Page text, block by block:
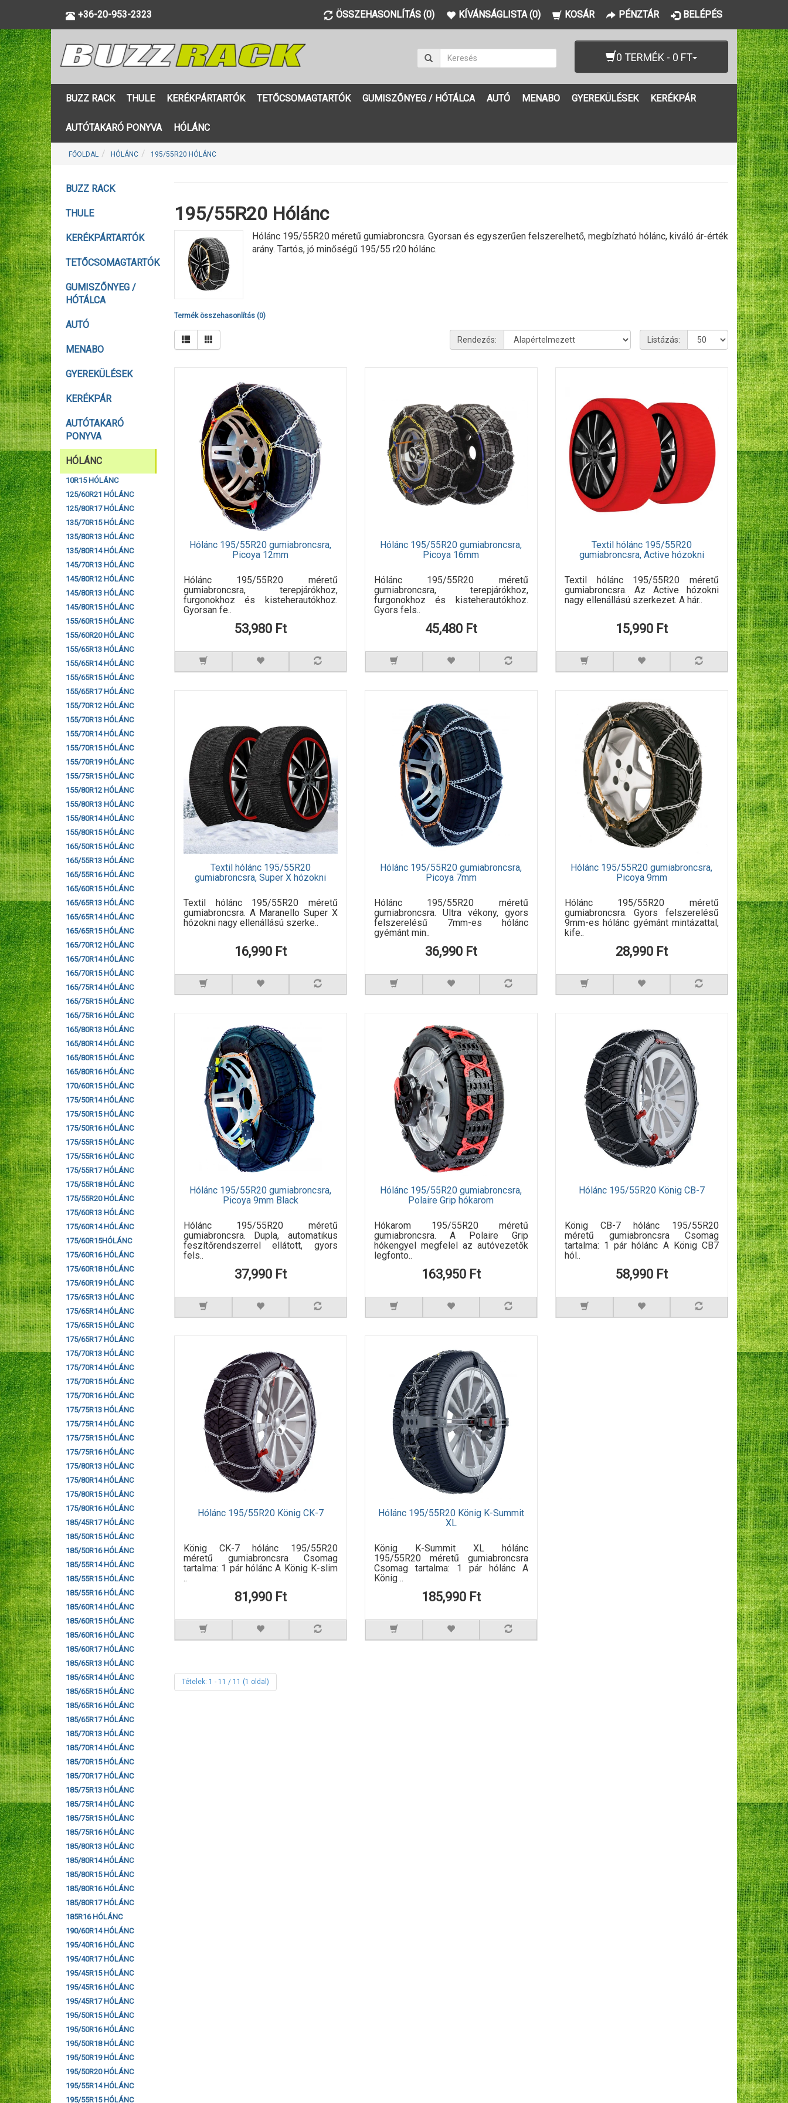
+36-20-953-2323 ÖSSZEHASONLÍTÁS (0) KÍVÁNSÁGLISTA (0) KOSÁR PÉNZTÁR BELÉPÉS
0 TERMÉK - 0 FT
BUZZ RACK THULE KERÉKPÁRTARTÓK TETŐCSOMAGTARTÓK GUMISZŐNYEG / HÓTÁLCA AUTÓ MENABO GYEREKÜLÉSEK KERÉKPÁR
AUTÓTAKARÓ PONYVA HÓLÁNC
FŐOLDAL HÓLÁNC 195/55R20 HÓLÁNC
BUZZ RACK
THULE
KERÉKPÁRTARTÓK
TETŐCSOMAGTARTÓK
GUMISZŐNYEG /
HÓTÁLCA
AUTÓ
MENABO
GYEREKÜLÉSEK
KERÉKPÁR
AUTÓTAKARÓ
PONYVA
HÓLÁNC
10R15 HÓLÁNC
125/60R21 HÓLÁNC
125/80R17 HÓLÁNC
135/70R15 HÓLÁNC
135/80R13 HÓLÁNC
135/80R14 HÓLÁNC
145/70R13 HÓLÁNC
145/80R12 HÓLÁNC
145/80R13 HÓLÁNC
145/80R15 HÓLÁNC
155/60R15 HÓLÁNC
155/60R20 HÓLÁNC
155/65R13 HÓLÁNC
155/65R14 HÓLÁNC
155/65R15 HÓLÁNC
155/65R17 HÓLÁNC
155/70R12 HÓLÁNC
155/70R13 HÓLÁNC
155/70R14 HÓLÁNC
155/70R15 HÓLÁNC
155/70R19 HÓLÁNC
155/75R15 HÓLÁNC
155/80R12 HÓLÁNC
155/80R13 HÓLÁNC
155/80R14 HÓLÁNC
155/80R15 HÓLÁNC
165/50R15 HÓLÁNC
165/55R13 HÓLÁNC
165/55R16 HÓLÁNC
165/60R15 HÓLÁNC
165/65R13 HÓLÁNC
165/65R14 HÓLÁNC
165/65R15 HÓLÁNC
165/70R12 HÓLÁNC
165/70R14 HÓLÁNC
165/70R15 HÓLÁNC
165/75R14 HÓLÁNC
165/75R15 HÓLÁNC
165/75R16 HÓLÁNC
165/80R13 HÓLÁNC
165/80R14 HÓLÁNC
165/80R15 HÓLÁNC
165/80R16 HÓLÁNC
170/60R15 HÓLÁNC
175/50R14 HÓLÁNC
175/50R15 HÓLÁNC
175/50R16 HÓLÁNC
175/55R15 HÓLÁNC
175/55R16 HÓLÁNC
175/55R17 HÓLÁNC
175/55R18 HÓLÁNC
175/55R20 HÓLÁNC
175/60R13 HÓLÁNC
175/60R14 HÓLÁNC
175/60R15HÓLÁNC
175/60R16 HÓLÁNC
175/60R18 HÓLÁNC
175/60R19 HÓLÁNC
175/65R13 HÓLÁNC
175/65R14 HÓLÁNC
175/65R15 HÓLÁNC
175/65R17 HÓLÁNC
175/70R13 HÓLÁNC
175/70R14 HÓLÁNC
175/70R15 HÓLÁNC
175/70R16 HÓLÁNC
175/75R13 HÓLÁNC
175/75R14 HÓLÁNC
175/75R15 HÓLÁNC
175/75R16 HÓLÁNC
175/80R13 HÓLÁNC
175/80R14 HÓLÁNC
175/80R15 HÓLÁNC
175/80R16 HÓLÁNC
185/45R17 HÓLÁNC
185/50R15 HÓLÁNC
185/50R16 HÓLÁNC
185/55R14 HÓLÁNC
185/55R15 HÓLÁNC
185/55R16 HÓLÁNC
185/60R14 HÓLÁNC
185/60R15 HÓLÁNC
185/60R16 HÓLÁNC
185/60R17 HÓLÁNC
185/65R13 HÓLÁNC
185/65R14 HÓLÁNC
185/65R15 HÓLÁNC
185/65R16 HÓLÁNC
185/65R17 HÓLÁNC
185/70R13 HÓLÁNC
185/70R14 HÓLÁNC
185/70R15 HÓLÁNC
185/70R17 HÓLÁNC
185/75R13 HÓLÁNC
185/75R14 HÓLÁNC
185/75R15 HÓLÁNC
185/75R16 HÓLÁNC
185/80R13 HÓLÁNC
185/80R14 HÓLÁNC
185/80R15 HÓLÁNC
185/80R16 HÓLÁNC
185/80R17 HÓLÁNC
185R16 HÓLÁNC
190/60R14 HÓLÁNC
195/40R16 HÓLÁNC
195/40R17 HÓLÁNC
195/45R15 HÓLÁNC
195/45R16 HÓLÁNC
195/45R17 HÓLÁNC
195/50R15 HÓLÁNC
195/50R16 HÓLÁNC
195/50R18 HÓLÁNC
195/50R19 HÓLÁNC
195/50R20 HÓLÁNC
195/55R14 HÓLÁNC
195/55R15 HÓLÁNC
195/55R20 Hólánc
Hólánc 195/55R20 méretű gumiabroncsra. Gyorsan és egyszerűen felszerelhető, megbízható hólánc, kiváló ár-érték
arány. Tartós, jó minőségű 195/55 r20 hólánc.
Termék összehasonlítás (0)
Listázás:
Rendezés:
Hólánc 195/55R20 gumiabroncsra,
Picoya 12mm
Hólánc 195/55R20 méretű
gumiabroncsra, terepjárókhoz,
furgonokhoz és kisteherautókhoz.
Gyorsan fe..
53,980 Ft
Hólánc 195/55R20 gumiabroncsra,
Picoya 16mm
Hólánc 195/55R20 méretű
gumiabroncsra, terepjárókhoz,
furgonokhoz és kisteherautókhoz.
Gyors fels..
45,480 Ft
Textil hólánc 195/55R20
gumiabroncsra, Active hózokni
Textil hólánc 195/55R20 méretű
gumiabroncsra. Az Active hózokni
nagy ellenállású szerkezet. A hár..
15,990 Ft
Textil hólánc 195/55R20
gumiabroncsra, Super X hózokni
Textil hólánc 195/55R20 méretű
gumiabroncsra. A Maranello Super X
hózokni nagy ellenállású szerke..
16,990 Ft
Hólánc 195/55R20 gumiabroncsra,
Picoya 7mm
Hólánc 195/55R20 méretű
gumiabroncsra. Ultra vékony, gyors
felszerelésű 7mm-es hólánc
gyémánt min..
36,990 Ft
Hólánc 195/55R20 gumiabroncsra,
Picoya 9mm
Hólánc 195/55R20 méretű
gumiabroncsra. Gyors felszerelésű
9mm-es hólánc gyémánt mintázattal,
kife..
28,990 Ft
Hólánc 195/55R20 gumiabroncsra,
Picoya 9mm Black
Hólánc 195/55R20 méretű
gumiabroncsra. Dupla, automatikus
feszítőrendszerrel ellátott, gyors
fels..
37,990 Ft
Hólánc 195/55R20 gumiabroncsra,
Polaire Grip hókarom
Hókarom 195/55R20 méretű
gumiabroncsra. A Polaire Grip
hókengyel megfelel az autóvezetők
legfonto..
163,950 Ft
Hólánc 195/55R20 König CB-7
König CB-7 hólánc 195/55R20
méretű gumiabroncsra Csomag
tartalma: 1 pár hólánc A König CB7
hól..
58,990 Ft
Hólánc 195/55R20 König CK-7
König CK-7 hólánc 195/55R20
méretű gumiabroncsra Csomag
tartalma: 1 pár hólánc A König K-slim
..
81,990 Ft
Hólánc 195/55R20 König K-Summit
XL
König K-Summit XL hólánc
195/55R20 méretű gumiabroncsra
Csomag tartalma: 1 pár hólánc A
König ..
185,990 Ft
Tételek: 1 - 11 / 11 (1 oldal)